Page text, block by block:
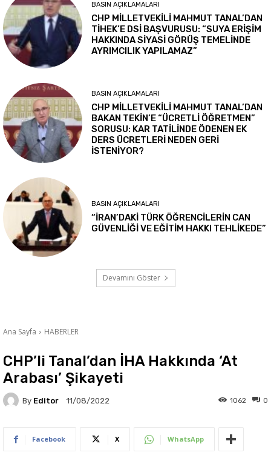
BASIN AÇIKLAMALARI
CHP MİLLETVEKİLİ MAHMUT TANAL’DAN
TİHEK’E DSİ BAŞVURUSU: “SUYA ERİŞİM
HAKKINDA SİYASİ GÖRÜŞ TEMELİNDE
AYRIMCILIK YAPILAMAZ”
BASIN AÇIKLAMALARI
CHP MİLLETVEKİLİ MAHMUT TANAL’DAN
BAKAN TEKİN’E “ÜCRETLİ ÖĞRETMEN”
SORUSU: KAR TATİLİNDE ÖDENEN EK
DERS ÜCRETLERİ NEDEN GERİ
İSTENİYOR?
BASIN AÇIKLAMALARI
“İRAN’DAKİ TÜRK ÖĞRENCİLERİN CAN
GÜVENLİĞİ VE EĞİTİM HAKKI TEHLİKEDE”
Devamını Göster